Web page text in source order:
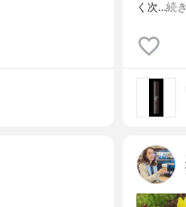
く次…続